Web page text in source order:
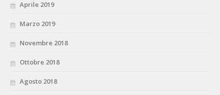
Aprile 2019
Marzo 2019
Novembre 2018
Ottobre 2018
Agosto 2018